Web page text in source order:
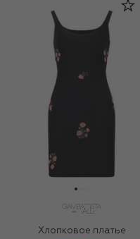
Хлопковое платье